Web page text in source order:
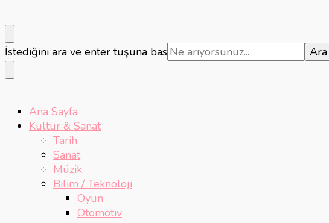
Bir
şey
mi
İstediğini ara ve enter tuşuna bas
Ana Sayfa
Kültür & Sanat
Tarih
Sanat
Müzik
Bilim / Teknoloji
Oyun
Otomotiv